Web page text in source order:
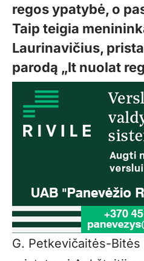
regos ypatybė, o
Taip teigia
Laurinavičius,
parodą „It nuolat
G. Petkevičaitės-